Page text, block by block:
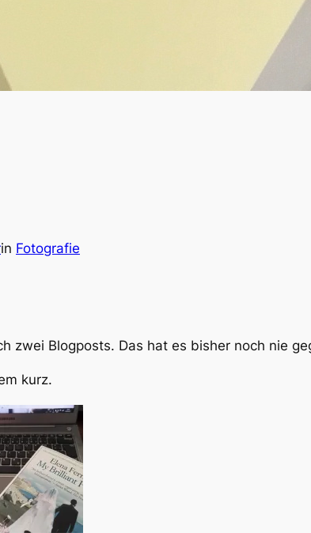
in Fotografie
zwei Blogposts. Das hat es bisher noch nie
kurz.